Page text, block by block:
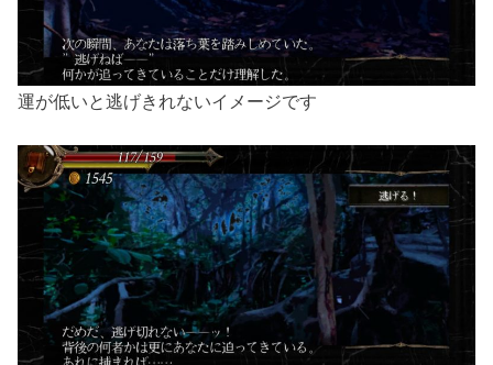
運が低いと逃げきれないイメージです